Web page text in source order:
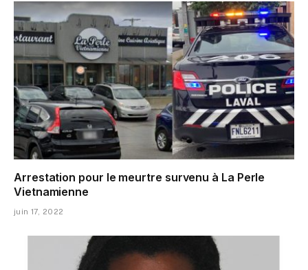
Arrestation pour le meurtre survenu à La Perle
Vietnamienne
juin 17, 2022